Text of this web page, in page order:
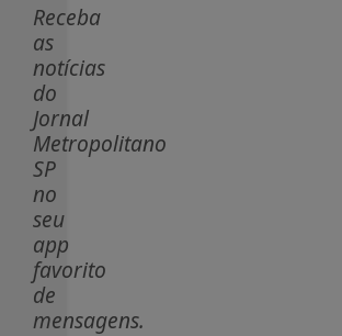
Receba
as
notícias
do
Jornal
Metropolitano
SP
no
seu
app
favorito
de
mensagens.